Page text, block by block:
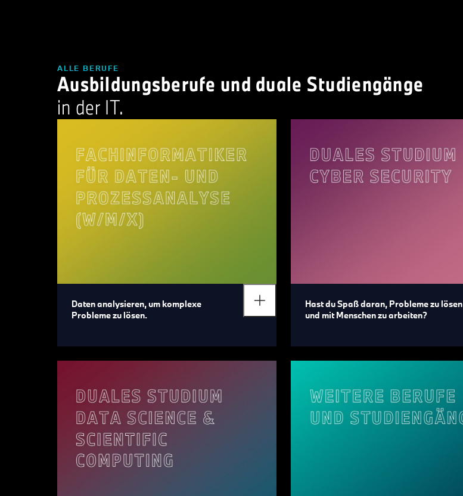
ALLE BERUFE
Ausbildungsberufe und duale Studiengänge
in der IT.
Daten analysieren, um komplexe
Probleme zu lösen.
Hast du Spaß daran, Probleme zu lösen
und mit Menschen zu arbeiten?